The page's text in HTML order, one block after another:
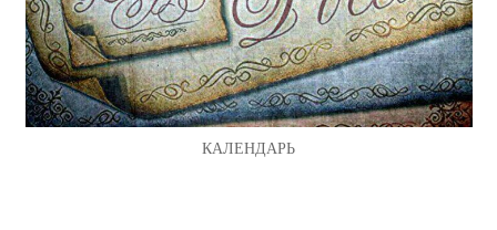
КАЛЕНДАРЬ